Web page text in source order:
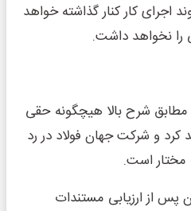
اجرای کار کنار گذاشته خواهد
نخواهد داشت.
مطابق شرح بالا هیچگونه حقی
کرد و شرکت جهان فولاد در رد
مختار است.
پس از ارزیابی مستندات